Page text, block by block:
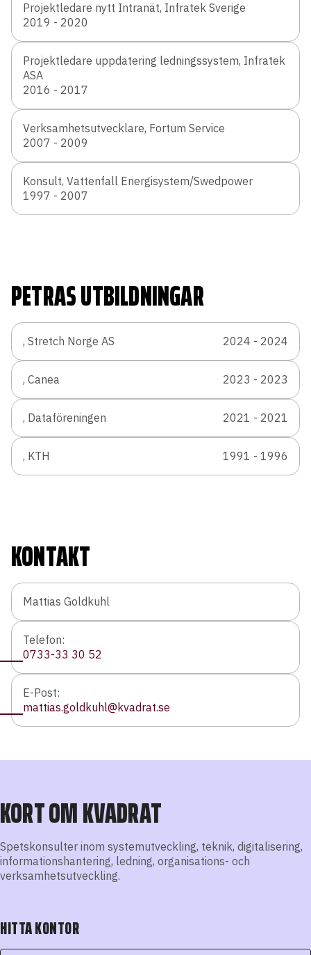
Projektledare nytt Intranät, Infratek Sverige
2019 - 2020
Projektledare uppdatering ledningssystem, Infratek
ASA
2016 - 2017
Verksamhetsutvecklare, Fortum Service
2007 - 2009
Konsult, Vattenfall Energisystem/Swedpower
1997 - 2007
PETRAS UTBILDNINGAR
, Stretch Norge AS 2024 - 2024
, Canea 2023 - 2023
, Dataföreningen 2021 - 2021
, KTH 1991 - 1996
KONTAKT
Mattias Goldkuhl
Telefon:
0733-33 30 52
E-Post:
mattias.goldkuhl@kvadrat.se
KORT OM KVADRAT
Spetskonsulter inom systemutveckling, teknik, digitalisering,
informationshantering, ledning, organisations- och
verksamhetsutveckling.
HITTA KONTOR